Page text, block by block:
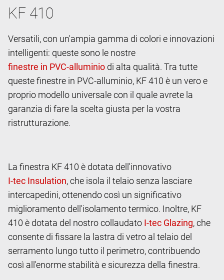
KF 410
Versatili, con un'ampia gamma di colori e innovazioni
intelligenti: queste sono le nostre
di alta qualità. Tra tutte
queste finestre in PVC-alluminio, KF 410 è un vero e
proprio modello universale con il quale avrete la
garanzia di fare la scelta giusta per la vostra
ristrutturazione.
La finestra KF 410 è dotata dell'innovativo
, che isola il telaio senza lasciare
intercapedini, ottenendo così un significativo
miglioramento dell'isolamento termico. Inoltre, KF
410 è dotata del nostro collaudato
, che
consente di fissare la lastra di vetro al telaio del
serramento lungo tutto il perimetro, contribuendo
così all'enorme stabilità e sicurezza della finestra.